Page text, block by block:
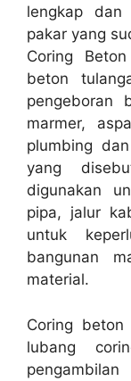
lengkap dan
pakar yang
Coring
beton
pengeboran
marmer,
plumbing
yang
digunakan
pipa, jalur
untuk
bangunan
material.
Coring
lubang